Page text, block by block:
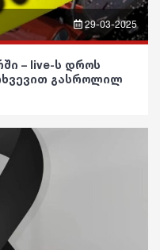
29-03-2025
– live-ს დროს
გასროლილ